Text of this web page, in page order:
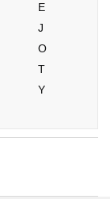
E
J
O
T
Y